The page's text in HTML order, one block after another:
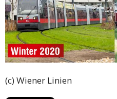
(c) Wiener Linien